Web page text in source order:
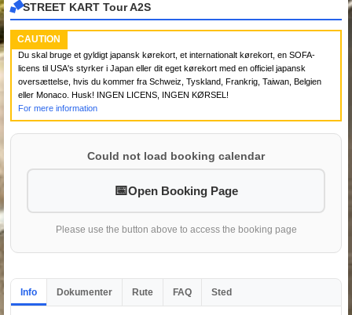
STREET KART Tour A2S
CAUTION
Du skal bruge et gyldigt japansk kørekort, et internationalt kørekort, en SOFA-
licens til USA's styrker i Japan eller dit eget kørekort med en officiel japansk
oversættelse, hvis du kommer fra Schweiz, Tyskland, Frankrig, Taiwan, Belgien
eller Monaco. Husk! INGEN LICENS, INGEN KØRSEL!
For mere information
Could not load booking calendar
Open Booking Page
Please use the button above to access the booking page
Info Dokumenter Rute FAQ Sted